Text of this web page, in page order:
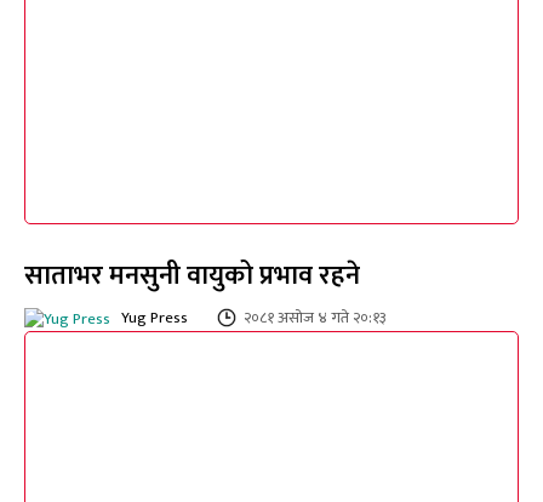
साताभर मनसुनी वायुको प्रभाव रहने
Yug Press २०८१ असोज ४ गते २०:१३